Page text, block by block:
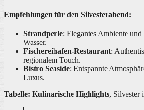
Empfehlungen für den Silvesterabend:
Strandperle: Elegantes Ambiente
Wasser.
Fischereihafen-Restaurant:
regionalem Touch.
Bistro Seaside: Entspannte
Luxus.
Tabelle: Kulinarische Highlights, Silvester